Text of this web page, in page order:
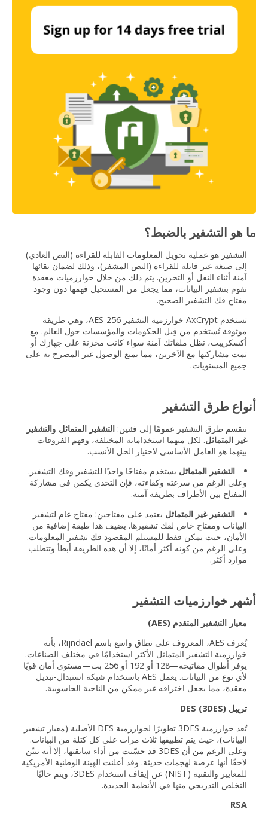
ما هو التشفير بالضبط؟
التشفير هو عملية تحويل المعلومات القابلة للقراءة (النص العادي)
إلى صيغة غير قابلة للقراءة (النص المشفر)، وذلك لضمان بقائها
آمنة أثناء النقل أو التخزين. يتم ذلك من خلال خوارزميات معقدة
تقوم بتشفير البيانات، مما يجعل من المستحيل فهمها دون وجود
مفتاح فك التشفير الصحيح.
تستخدم AxCrypt خوارزمية التشفير AES-256، وهي طريقة
موثوقة تُستخدم من قِبل الحكومات والمؤسسات حول العالم. مع
أكسكريبت، تظل ملفاتك آمنة سواء كانت مخزنة على جهازك أو
تمت مشاركتها مع الآخرين، مما يمنع الوصول غير المصرح به على
جميع المستويات.
أنواع طرق التشفير
تنقسم طرق التشفير عمومًا إلى فئتين: التشفير المتماثل والتشفير
غير المتماثل. لكل منهما استخداماته المختلفة، وفهم الفروقات
بينهما هو العامل الأساسي لاختيار الحل الأنسب.
التشفير المتماثل يستخدم مفتاحًا واحدًا للتشفير وفك التشفير.
وعلى الرغم من سرعته وكفاءته، فإن التحدي يكمن في مشاركة
المفتاح بين الأطراف بطريقة آمنة.
التشفير غير المتماثل يعتمد على مفتاحين: مفتاح عام لتشفير
البيانات ومفتاح خاص لفك تشفيرها. يضيف هذا طبقة إضافية من
الأمان، حيث يمكن فقط للمستلم المقصود فك تشفير المعلومات.
وعلى الرغم من كونه أكثر أمانًا، إلا أن هذه الطريقة أبطأ وتتطلب
موارد أكثر.
أشهر خوارزميات التشفير
معيار التشفير المتقدم (AES)
يُعرف AES، المعروف على نطاق واسع باسم Rijndael، بأنه
خوارزمية التشفير المتماثل الأكثر استخدامًا في مختلف الصناعات.
يوفر أطوال مفاتيحه—128 أو 192 أو 256 بت—مستوى أمان قويًا
لأي نوع من البيانات. يعمل AES باستخدام شبكة استبدال-تبديل
معقدة، مما يجعل اختراقه غير ممكن من الناحية الحاسوبية.
تريبل DES (3DES)
تُعد خوارزمية 3DES تطويرًا لخوارزمية DES الأصلية (معيار تشفير
البيانات)، حيث يتم تطبيقها ثلاث مرات على كل كتلة من البيانات.
وعلى الرغم من أن 3DES قد حسّنت من أداء سابقتها، إلا أنه تبيّن
لاحقًا أنها عرضة لهجمات حديثة. وقد أعلنت الهيئة الوطنية الأمريكية
للمعايير والتقنية (NIST) عن إيقاف استخدام 3DES، ويتم حاليًا
التخلص التدريجي منها في الأنظمة الجديدة.
RSA